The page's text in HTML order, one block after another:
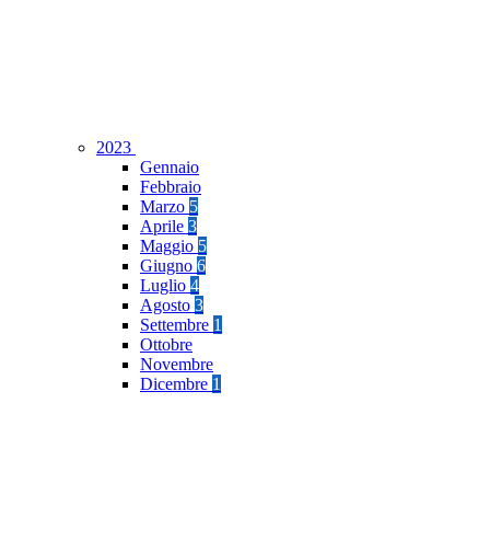
2023
Gennaio
Febbraio
Marzo 5
Aprile 3
Maggio 5
Giugno 6
Luglio 4
Agosto 3
Settembre 1
Ottobre
Novembre
Dicembre 1